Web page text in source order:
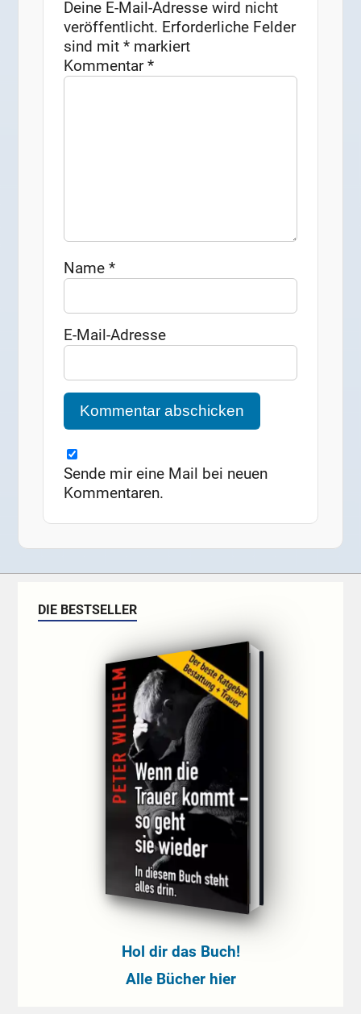
Deine E-Mail-Adresse wird nicht
veröffentlicht. Erforderliche Felder
sind mit* markiert
Kommentar*
Name*
E-Mail-Adresse
Sende mir eine Mail bei neuen
Kommentaren.
DIE BESTSELLER
Hol dir das Buch!
Alle Bücher hier